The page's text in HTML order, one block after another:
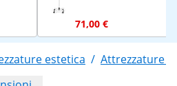
71,00 €
estetica / Attrezzature